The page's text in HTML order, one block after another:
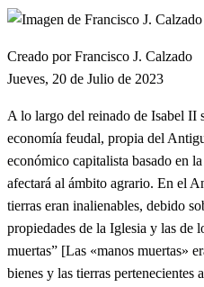
Creado por Francisco J. Calzado
Jueves, 20 de Julio de 2023
A lo largo del reinado de Isabel II
economía feudal, propia del
económico capitalista basado en
afectará al ámbito agrario. En el
tierras eran inalienables, debido
propiedades de la Iglesia y las de
muertas” [Las «manos muertas»
bienes y las tierras pertenecientes